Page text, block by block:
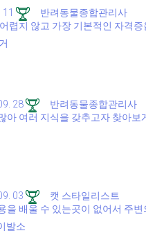
반려동물종합관리사
렵지 않고 가장 기본적인 자격
28
반려동물종합관리사
아 여러 지식을 갖추고자 찾아
03
캣 스타일리스트
을 배울 수 있는곳이 없어서 주
발소